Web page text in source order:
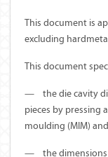
This document is
excluding
This document
—
the die cavity
pieces by pressing
moulding (MIM)
—
the